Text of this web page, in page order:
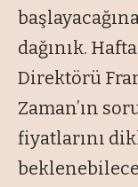
dağınık.
Direktörü
Zaman’ın
fiyatlarını